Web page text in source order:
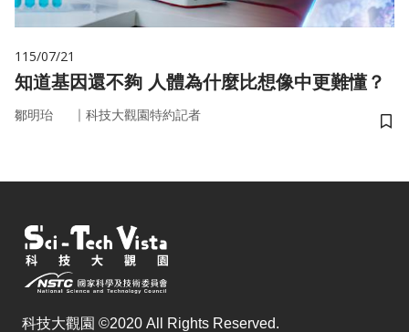
115/07/21
知道基因還不夠 人體為什麼比想像中更難懂？
鄒明珆 ｜ 科技大觀園特約記者
儲
科技大觀園 ©2020 All Rights Reserved.